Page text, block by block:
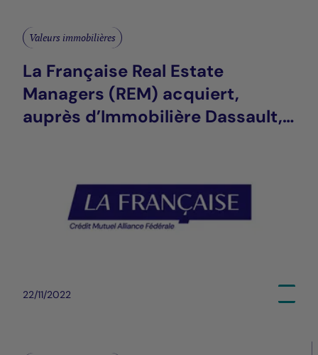
Valeurs immobilières
La Française Real Estate
Managers (REM) acquiert,
auprès d’Immobilière Dassault,
22/11/2022